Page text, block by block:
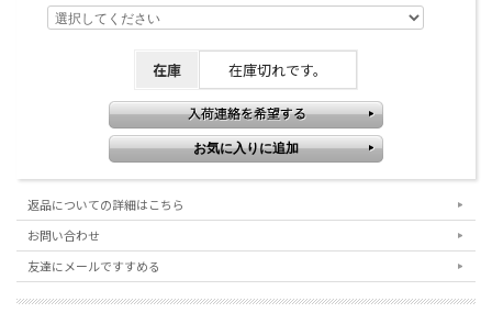
在庫 在庫切れです。
返品についての詳細はこちら
お問い合わせ
友達にメールですすめる